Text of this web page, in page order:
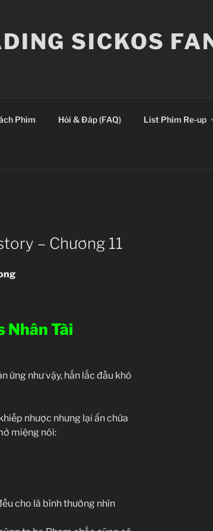
SICKOS
Phim Hỏi & Đáp (FAQ) List Phim Re-up
– Chương 11
Nhân Tài
ứng như vậy, hắn lắc đầu khó
nhược nhưng lại ẩn chứa
miệng nói:
cho là bình thường nhìn